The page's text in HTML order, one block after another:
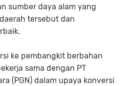
sumber daya alam yang
tersebut dan
ke pembangkit berbahan
sama dengan PT
(PGN) dalam upaya konversi